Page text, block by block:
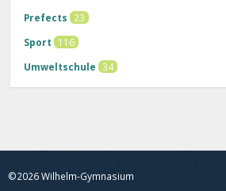
Prefects
23
Sport
116
Umweltschule
34